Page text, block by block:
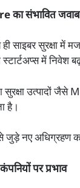
का संभावित जवाब
साइबर सुरक्षा में
स्टार्टअप्स में निवेश
उत्पादों
है।
जुड़े नए अधिग्रहण
पर प्रभाव